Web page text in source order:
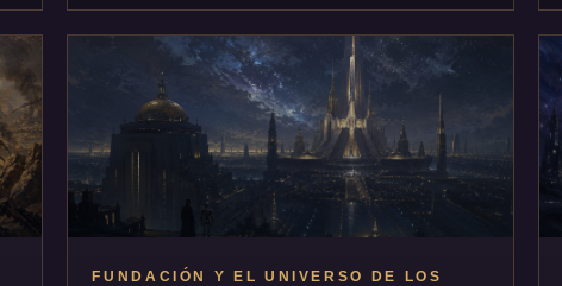
FUNDACIÓN Y EL UNIVERSO DE LOS